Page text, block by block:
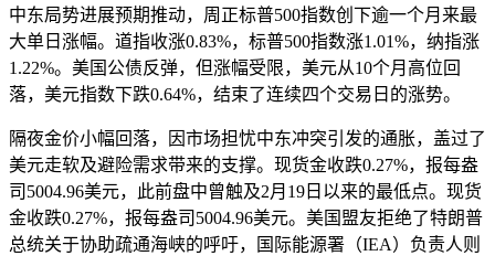
中东局势进展预期推动，周正标普500指数创下逾一个月来最
大单日涨幅。道指收涨0.83%，标普500指数涨1.01%，纳指涨
1.22%。美国公债反弹，但涨幅受限，美元从10个月高位回
落，美元指数下跌0.64%，结束了连续四个交易日的涨势。
隔夜金价小幅回落，因市场担忧中东冲突引发的通胀，盖过了
美元走软及避险需求带来的支撑。现货金收跌0.27%，报每盎
司5004.96美元，此前盘中曾触及2月19日以来的最低点。现货
金收跌0.27%，报每盎司5004.96美元。美国盟友拒绝了特朗普
总统关于协助疏通海峡的呼吁，国际能源署（IEA）负责人则